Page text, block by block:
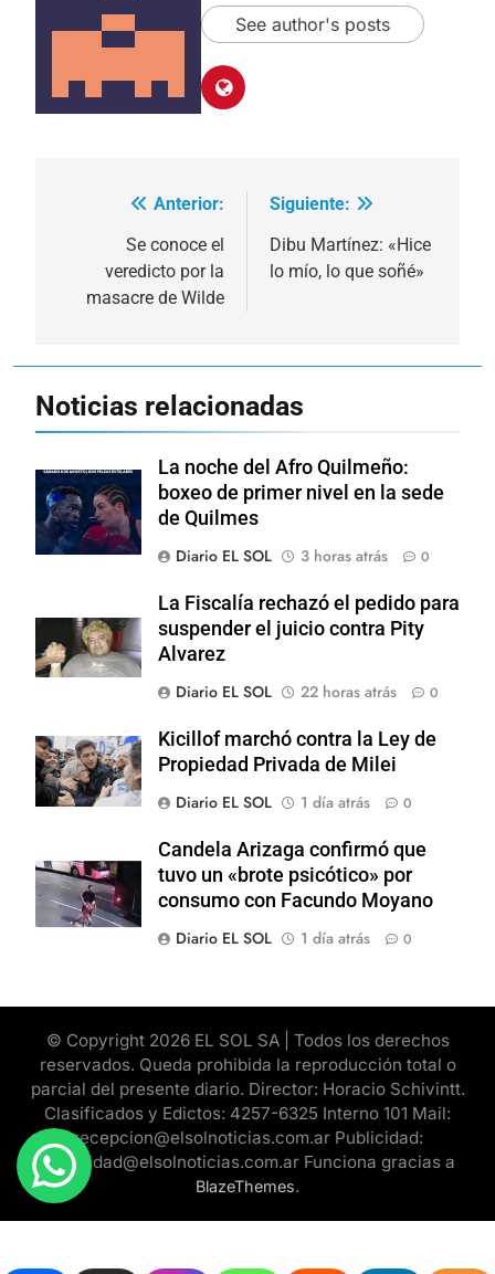
See author's posts
Navegación
entradas
Anterior:
Se conoce el
veredicto por la
masacre de Wilde
Siguiente:
Dibu Martínez: «Hice
lo mío, lo que soñé»
Noticias relacionadas
La noche del Afro Quilmeño:
boxeo de primer nivel en la sede
de Quilmes
Diario EL SOL
3 horas atrás 0
La Fiscalía rechazó el pedido para
suspender el juicio contra Pity
Alvarez
Diario EL SOL
22 horas atrás 0
Kicillof marchó contra la Ley de
Propiedad Privada de Milei
Diario EL SOL
1 día atrás 0
Candela Arizaga confirmó que
tuvo un «brote psicótico» por
consumo con Facundo Moyano
Diario EL SOL
1 día atrás 0
© Copyright 2026 EL SOL SA | Todos los derechos
reservados. Queda prohibida la reproducción total o
parcial del presente diario. Director: Horacio Schivintt.
Clasificados y Edictos: 4257-6325 Interno 101 Mail:
recepcion@elsolnoticias.com.ar Publicidad:
publicidad@elsolnoticias.com.ar Funciona gracias a
BlazeThemes.